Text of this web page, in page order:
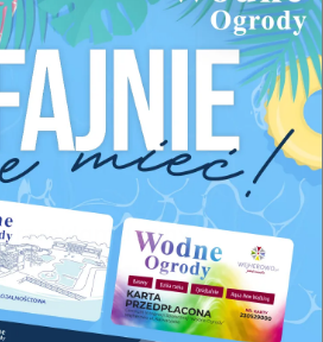
reklamacyjny